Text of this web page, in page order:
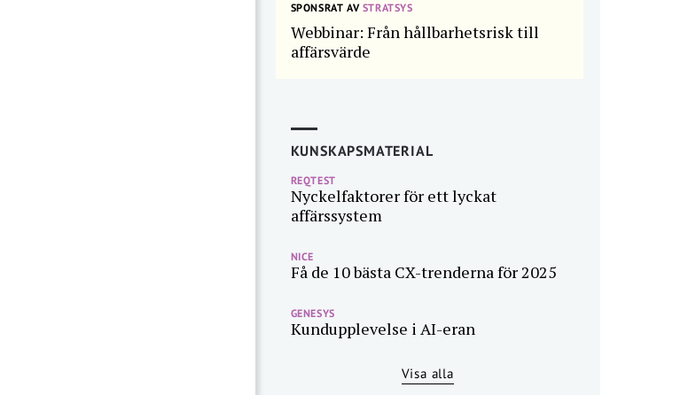
SPONSRAT AVSTRATSYS
Webbinar: Från hållbarhetsrisk till
affärsvärde
KUNSKAPSMATERIAL
REQTEST
Nyckelfaktorer för ett lyckat
affärssystem
NICE
Få de 10 bästa CX-trenderna för 2025
GENESYS
Kundupplevelse i AI-eran
Visa alla